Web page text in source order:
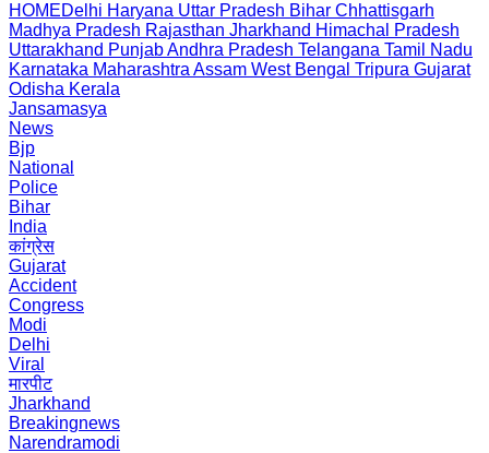
HOMEDelhi Haryana Uttar Pradesh Bihar Chhattisgarh
Madhya Pradesh Rajasthan Jharkhand Himachal Pradesh
Uttarakhand PunjabAndhra Pradesh Telangana Tamil Nadu
Karnataka Maharashtra Assam West Bengal Tripura Gujarat
Odisha Kerala
Jansamasya
News
Bjp
National
Police
Bihar
India
कांग्रेस
Gujarat
Accident
Congress
Modi
Delhi
Viral
मारपीट
Jharkhand
Breakingnews
Narendramodi